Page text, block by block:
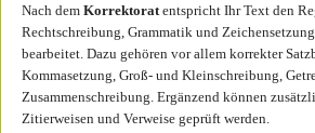
Nach dem Korrektoratentspricht Ihr Text den
Rechtschreibung, Grammatik und
bearbeitet. Dazu gehören vor allem korrekter
Kommasetzung, Groß- und Kleinschreibung,
Zusammenschreibung. Ergänzend können
Zitierweisen und Verweise geprüft werden.